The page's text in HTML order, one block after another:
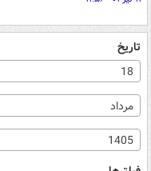
تاریخ
18
مرداد
1405